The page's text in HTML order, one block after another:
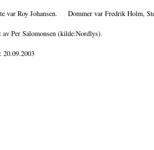
var Roy Johansen. Dommer var Fredrik Holm,
av Per Salomonsen (kilde:Nordlys).
20.09.2003